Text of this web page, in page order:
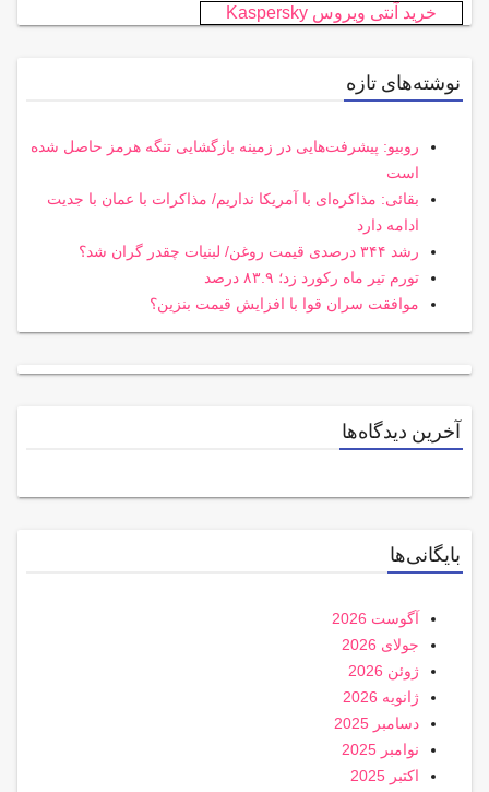
خرید آنتی ویروس Kaspersky
نوشته‌های تازه
روبیو: پیشرفت‌هایی در زمینه بازگشایی تنگه هرمز حاصل شده
است
بقائی: مذاکره‌ای با آمریکا نداریم/ مذاکرات با عمان با جدیت
ادامه دارد
رشد ۳۴۴ درصدی قیمت روغن/ لبنیات چقدر گران شد؟
تورم تیر ماه رکورد زد؛ ۸۳.۹ درصد
موافقت سران قوا با افزایش قیمت بنزین؟
آخرین دیدگاه‌ها
بایگانی‌ها
آگوست 2026
جولای 2026
ژوئن 2026
ژانویه 2026
دسامبر 2025
نوامبر 2025
اکتبر 2025